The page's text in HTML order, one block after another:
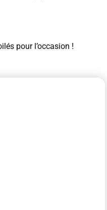
pour l’occasion !